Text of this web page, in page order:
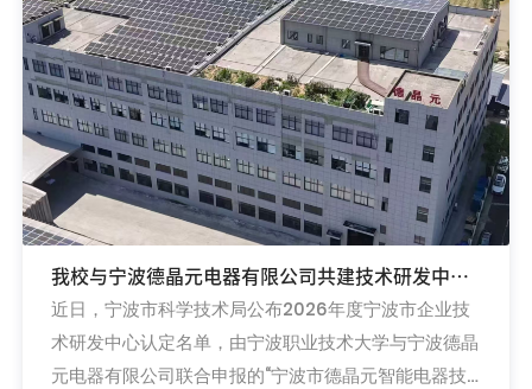
21日至29日，宁波...
我校与宁波德晶元电器有限公司共建技术研发中心
获市级认定
近日，宁波市科学技术局公布2026年度宁波市企业技
术研发中心认定名单，由宁波职业技术大学与宁波德晶
元电器有限公司联合申报的“宁波市德晶元智能电器技